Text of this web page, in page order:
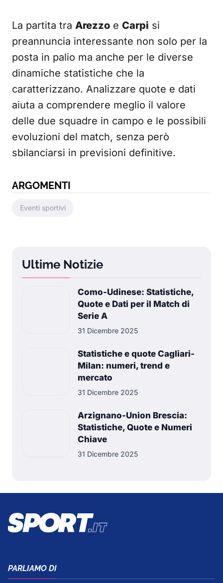
La partita tra Arezzo e Carpi si
preannuncia interessante non solo per la
posta in palio ma anche per le diverse
dinamiche statistiche che la
caratterizzano. Analizzare quote e dati
aiuta a comprendere meglio il valore
delle due squadre in campo e le possibili
evoluzioni del match, senza però
sbilanciarsi in previsioni definitive.
ARGOMENTI
Eventi sportivi
Ultime Notizie
Como-Udinese: Statistiche,
Quote e Dati per il Match di
Serie A
31 Dicembre 2025
Statistiche e quote Cagliari-
Milan: numeri, trend e
mercato
31 Dicembre 2025
Arzignano-Union Brescia:
Statistiche, Quote e Numeri
Chiave
31 Dicembre 2025
PARLIAMO DI